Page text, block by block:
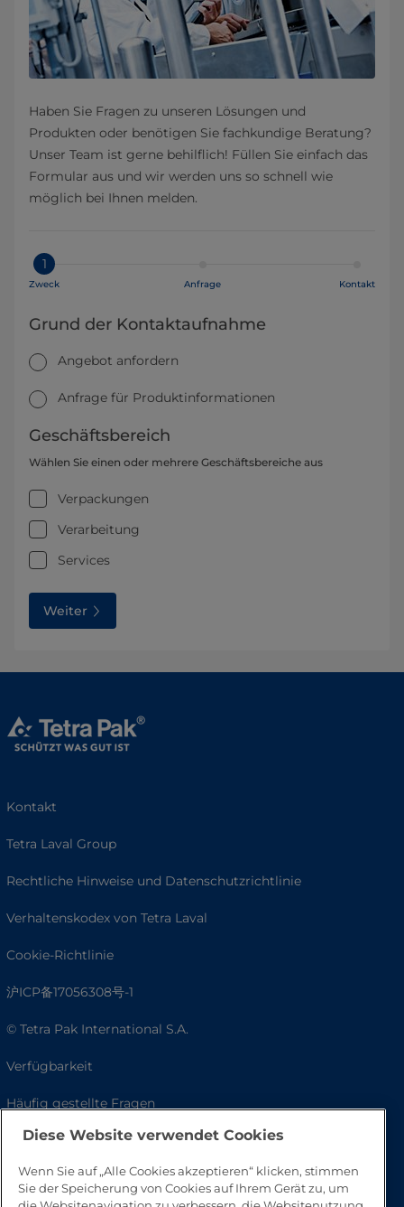
Haben Sie Fragen zu unseren Lösungen und
Produkten oder benötigen Sie fachkundige Beratung?
Unser Team ist gerne behilflich! Füllen Sie einfach das
Formular aus und wir werden uns so schnell wie
möglich bei Ihnen melden.
1
Zweck Anfrage Kontakt
Grund der Kontaktaufnahme
Angebot anfordern
Anfrage für Produktinformationen
Geschäftsbereich
Wählen Sie einen oder mehrere Geschäftsbereiche aus
Verpackungen
Verarbeitung
Services
Weiter
Kontakt
Tetra Laval Group
Rechtliche Hinweise und Datenschutzrichtlinie
Verhaltenskodex von Tetra Laval
Cookie-Richtlinie
沪ICP备17056308号-1
© Tetra Pak International S.A.
Verfügbarkeit
Häufig gestellte Fragen
Diese Website verwendet Cookies
Wenn Sie auf „Alle Cookies akzeptieren“ klicken, stimmen
Sie der Speicherung von Cookies auf Ihrem Gerät zu, um